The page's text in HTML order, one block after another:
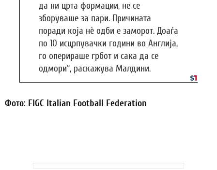
да ни црта формации, не се
зборуваше за пари. Причината
поради која нè одби е заморот. Доаѓа
по 10 исцрпувачки години во Англија,
го оперираше грбот и сака да се
одмори“, раскажува Малдини.
Фото: FIGC Italian Football Federation